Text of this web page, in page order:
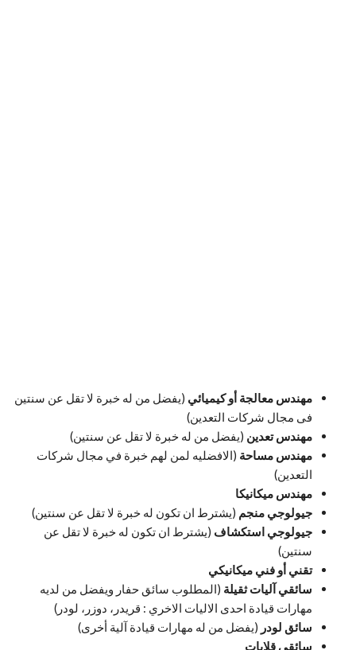
مهندس معالجة أو كيميائي (يفضل من له خبرة لا تقل عن سنتين
فى مجال شركات التعدين)
مهندس تعدين (يفضل من له خبرة لا تقل عن سنتين)
مهندس مساحة (الافضليه لمن لهم خبرة في مجال شركات
التعدين)
مهندس ميكانيكا
جيولوجي منجم (يشترط ان تكون له خبرة لا تقل عن سنتين)
جيولوجي استكشاف (يشترط ان تكون له خبرة لا تقل عن
سنتين)
تقني أو فني ميكانيكي
سائقي آليات ثقيلة (المطلوب سائق حفار ويفضل من لديه
مهارات قيادة احدى الاليات الاخري : قريدر، دوزر، لودر)
سائق لودر (يفضل من له مهارات قيادة آلية أخرى)
سائقي قلابات